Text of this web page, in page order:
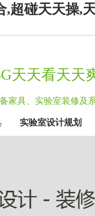
,超碰天天操,
天天看天天
家具、实验室装修
实验室设计规划